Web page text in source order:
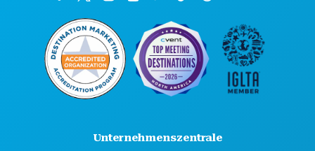
Unternehmenszentrale